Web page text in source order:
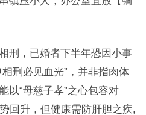
刑，已婚者下半年恐因小事
刑必见血光”，并非指肉体
以“母慈子孝”之心包容对
回升，但健康需防肝胆之疾,